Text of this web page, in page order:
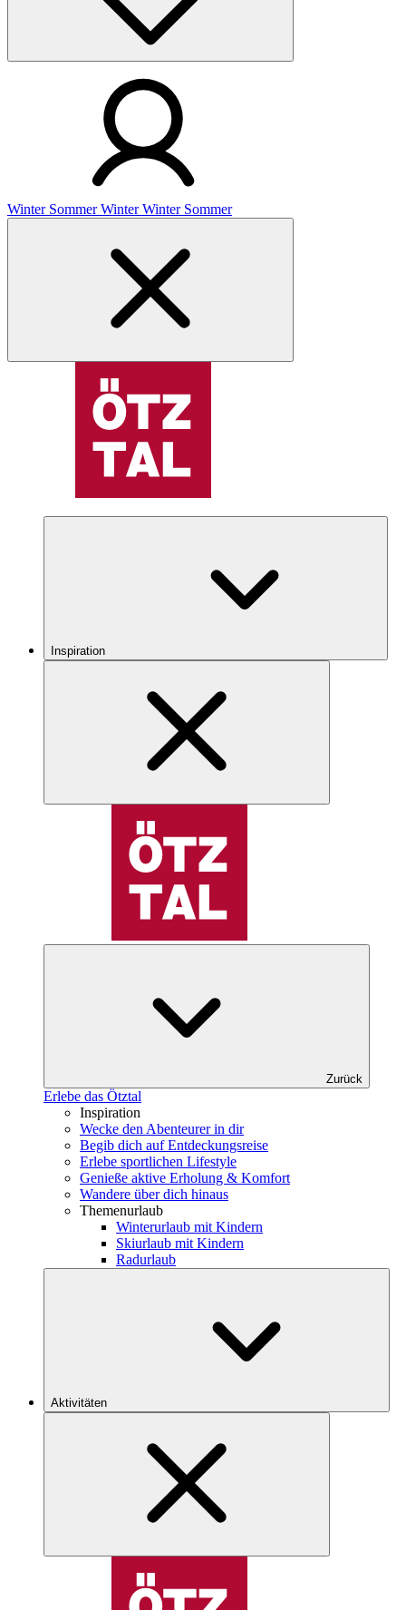
Winter Sommer Winter Winter Sommer
Inspiration
Zurück
Erlebe das Ötztal
Inspiration
Wecke den Abenteurer in dir
Begib dich auf Entdeckungsreise
Erlebe sportlichen Lifestyle
Genieße aktive Erholung & Komfort
Wandere über dich hinaus
Themenurlaub
Winterurlaub mit Kindern
Skiurlaub mit Kindern
Radurlaub
Aktivitäten